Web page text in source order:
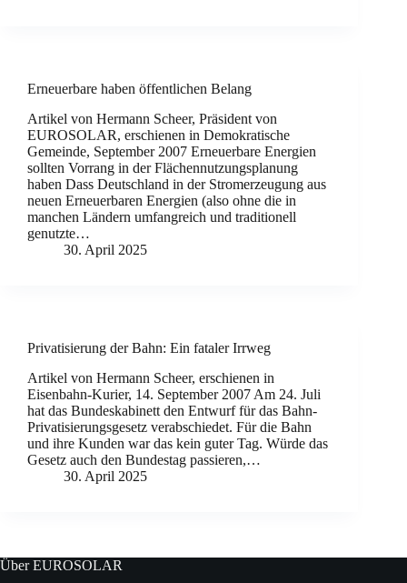
Erneuerbare haben öffentlichen Belang
Artikel von Hermann Scheer, Präsident von
EUROSOLAR, erschienen in Demokratische
Gemeinde, September 2007 Erneuerbare Energien
sollten Vorrang in der Flächennutzungsplanung
haben Dass Deutschland in der Stromerzeugung aus
neuen Erneuerbaren Energien (also ohne die in
manchen Ländern umfangreich und traditionell
genutzte…
30. April 2025
Privatisierung der Bahn: Ein fataler Irrweg
Artikel von Hermann Scheer, erschienen in
Eisenbahn-Kurier, 14. September 2007 Am 24. Juli
hat das Bundeskabinett den Entwurf für das Bahn-
Privatisierungsgesetz verabschiedet. Für die Bahn
und ihre Kunden war das kein guter Tag. Würde das
Gesetz auch den Bundestag passieren,…
30. April 2025
Über EUROSOLAR